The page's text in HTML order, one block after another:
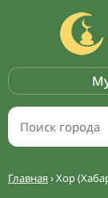
Главная›Хор